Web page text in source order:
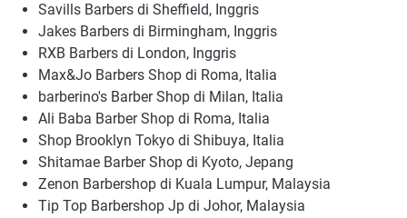
Savills Barbers di Sheffield, Inggris
Jakes Barbers di Birmingham, Inggris
RXB Barbers di London, Inggris
Max&Jo Barbers Shop di Roma, Italia
barberino's Barber Shop di Milan, Italia
Ali Baba Barber Shop di Roma, Italia
Shop Brooklyn Tokyo di Shibuya, Italia
Shitamae Barber Shop di Kyoto, Jepang
Zenon Barbershop di Kuala Lumpur, Malaysia
Tip Top Barbershop Jp di Johor, Malaysia